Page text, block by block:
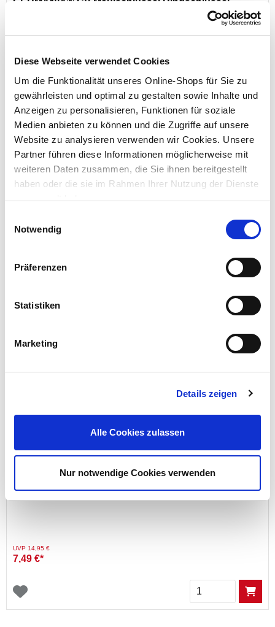
Diese Webseite verwendet Cookies
Um die Funktionalität unseres Online-Shops für Sie zu
gewährleisten und optimal zu gestalten sowie Inhalte und
Anzeigen zu personalisieren, Funktionen für soziale
Medien anbieten zu können und die Zugriffe auf unsere
Website zu analysieren verwenden wir Cookies. Unsere
Partner führen diese Informationen möglicherweise mit
weiteren Daten zusammen, die Sie ihnen bereitgestellt
haben oder die sie im Rahmen Ihrer Nutzung der Dienste
gesammelt haben.
Notwendig
Präferenzen
Statistiken
Marketing
Details zeigen
Alle Cookies zulassen
Nur notwendige Cookies verwenden
GERMANIA® CV Maulschlüssel Ringschlüssel
Preis reduziert von
UVP 9,99 €auf
Menge
Preis reduziert von
UVP 17,95 €auf
BGS® Ratschenring-Maulschlüssel lose 12 mm
Preis reduziert von
UVP 14,95 €auf
7,49 €*
Menge